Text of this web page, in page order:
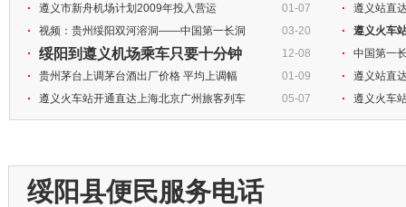
01-07
遵义市新舟机场计划2009年投入营运
遵义站直
03-20
视频：贵州绥阳双河溶洞——中国第一长洞
遵义火车
12-08
绥阳到遵义机场乘车只要十分钟
中国第一
01-09
贵州茅台上调茅台酒出厂价格 平均上调幅
遵义站直
05-07
遵义火车站开通直达上海北京广州旅客列车 遵义火车
绥阳县便民服务电话